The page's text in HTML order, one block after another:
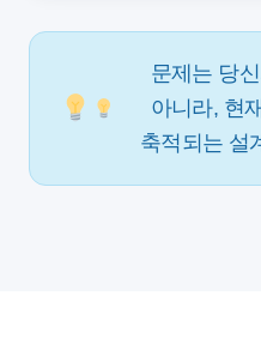
문제는 당
아니라, 현
축적되는 설